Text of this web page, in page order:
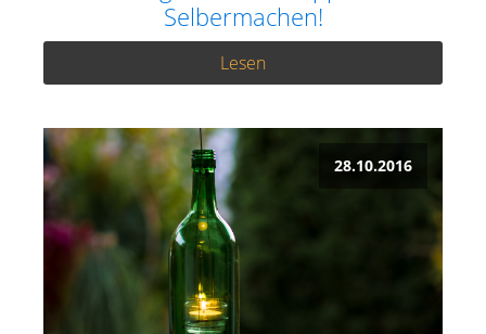
Selbermachen!
Lesen
28.10.2016